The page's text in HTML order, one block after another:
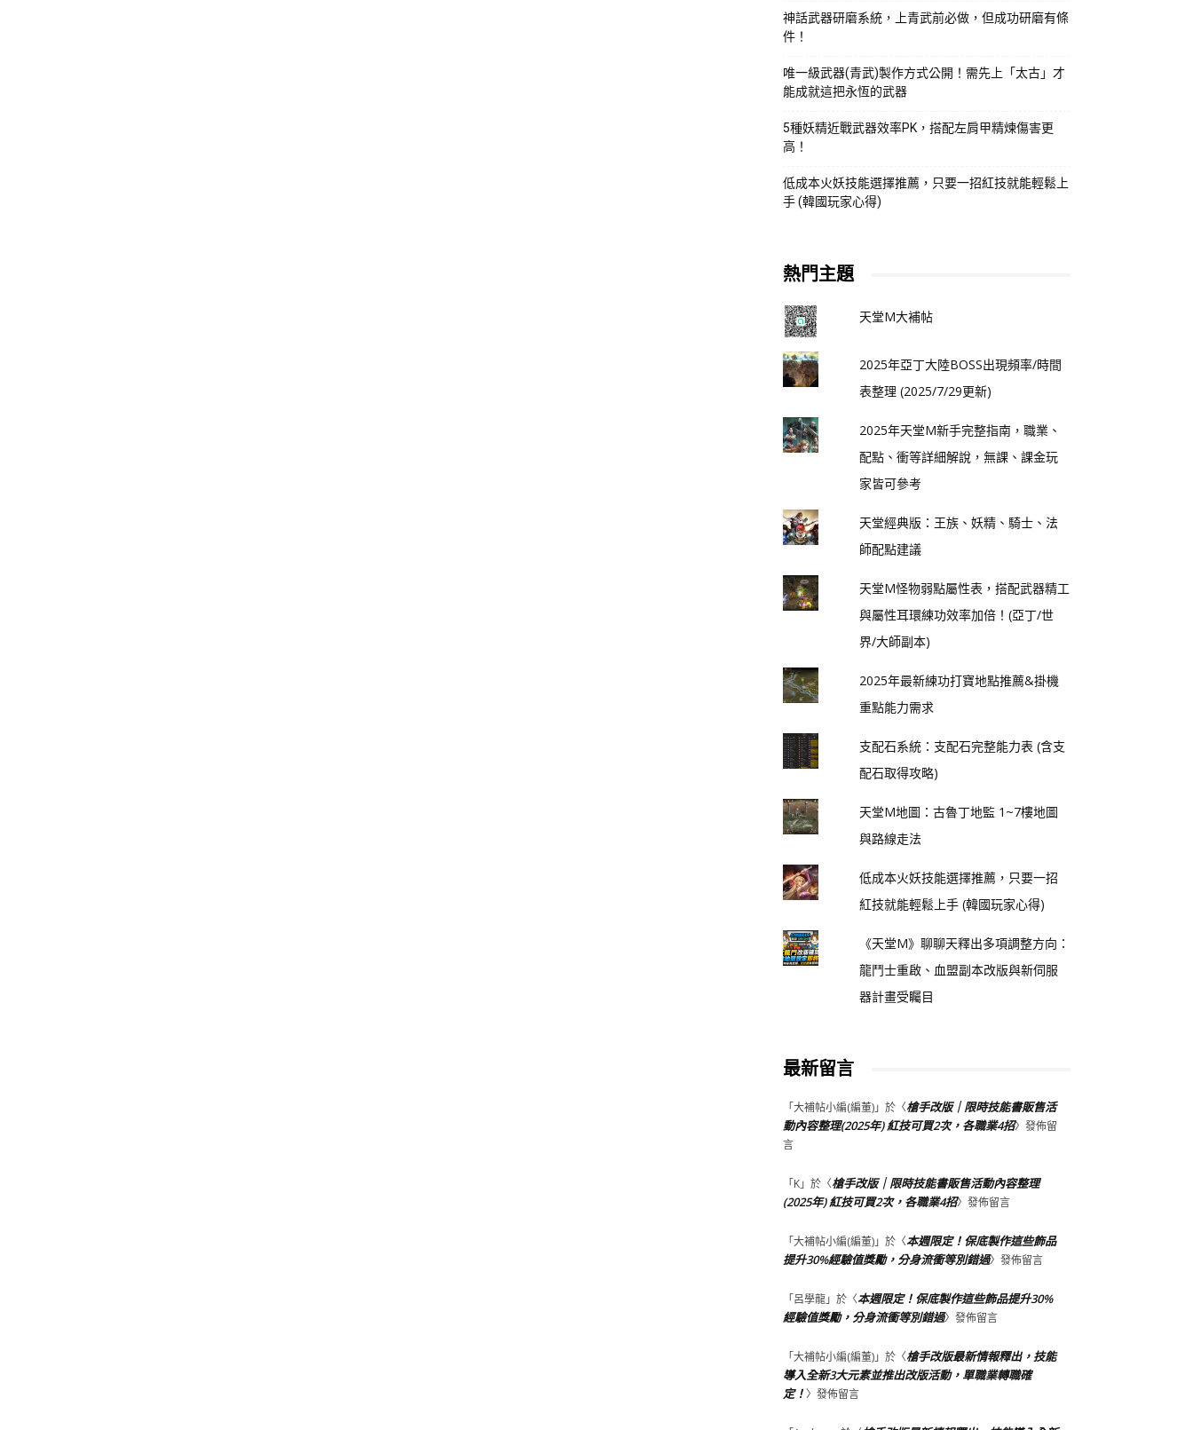
神話武器研磨系統，上青武前必做，但成功研磨有條
件！
唯一級武器(青武)製作方式公開！需先上「太古」才
能成就這把永恆的武器
5種妖精近戰武器效率PK，搭配左肩甲精煉傷害更
高！
低成本火妖技能選擇推薦，只要一招紅技就能輕鬆上
手 (韓國玩家心得)
熱門主題
天堂M大補帖
2025年亞丁大陸BOSS出現頻率/時間
表整理 (2025/7/29更新)
2025年天堂M新手完整指南，職業、
配點、衝等詳細解說，無課、課金玩
家皆可參考
天堂經典版：王族、妖精、騎士、法
師配點建議
天堂M怪物弱點屬性表，搭配武器精工
與屬性耳環練功效率加倍！(亞丁/世
界/大師副本)
2025年最新練功打寶地點推薦&掛機
重點能力需求
支配石系統：支配石完整能力表 (含支
配石取得攻略)
天堂M地圖：古魯丁地監 1~7樓地圖
與路線走法
低成本火妖技能選擇推薦，只要一招
紅技就能輕鬆上手 (韓國玩家心得)
《天堂M》聊聊天釋出多項調整方向：
龍鬥士重啟、血盟副本改版與新伺服
器計畫受矚目
最新留言
「大補帖小編(編董)」於〈槍手改版｜限時技能書販售活
動內容整理(2025年) 紅技可買2次，各職業4招〉發佈留
言
「K」於〈槍手改版｜限時技能書販售活動內容整理
(2025年) 紅技可買2次，各職業4招〉發佈留言
「大補帖小編(編董)」於〈本週限定！保底製作這些飾品
提升30%經驗值獎勵，分身流衝等別錯過〉發佈留言
「呂學龍」於〈本週限定！保底製作這些飾品提升30%
經驗值獎勵，分身流衝等別錯過〉發佈留言
「大補帖小編(編董)」於〈槍手改版最新情報釋出，技能
導入全新3大元素並推出改版活動，單職業轉職確
定！〉發佈留言